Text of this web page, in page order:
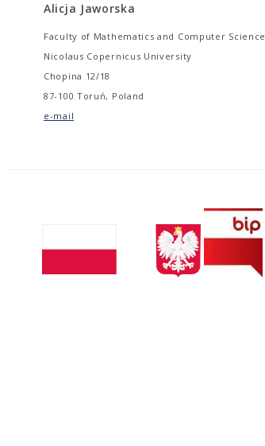
Alicja Jaworska
Faculty of Mathematics and Computer Science
Nicolaus Copernicus University
Chopina 12/18
87-100 Toruń, Poland
e-mail